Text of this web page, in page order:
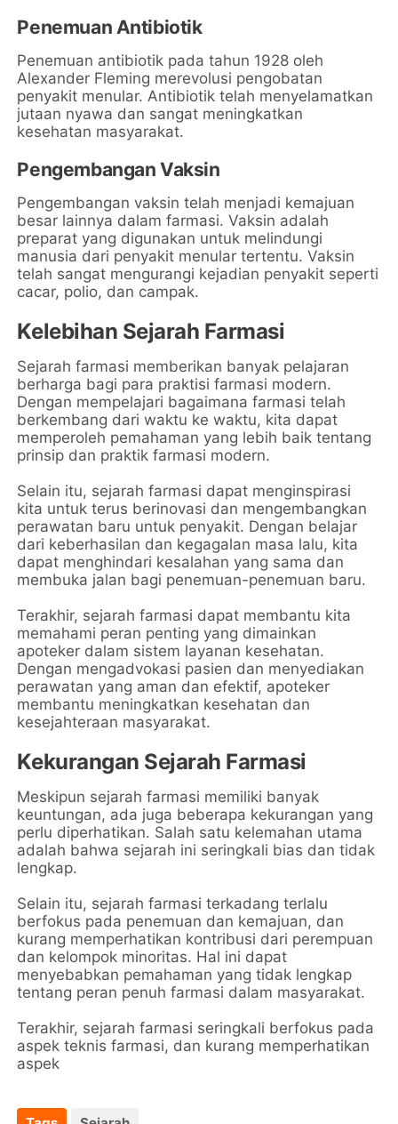
Penemuan Antibiotik
Penemuan antibiotik pada tahun 1928 oleh
Alexander Fleming merevolusi pengobatan
penyakit menular. Antibiotik telah menyelamatkan
jutaan nyawa dan sangat meningkatkan
kesehatan masyarakat.
Pengembangan Vaksin
Pengembangan vaksin telah menjadi kemajuan
besar lainnya dalam farmasi. Vaksin adalah
preparat yang digunakan untuk melindungi
manusia dari penyakit menular tertentu. Vaksin
telah sangat mengurangi kejadian penyakit seperti
cacar, polio, dan campak.
Kelebihan Sejarah Farmasi
Sejarah farmasi memberikan banyak pelajaran
berharga bagi para praktisi farmasi modern.
Dengan mempelajari bagaimana farmasi telah
berkembang dari waktu ke waktu, kita dapat
memperoleh pemahaman yang lebih baik tentang
prinsip dan praktik farmasi modern.
Selain itu, sejarah farmasi dapat menginspirasi
kita untuk terus berinovasi dan mengembangkan
perawatan baru untuk penyakit. Dengan belajar
dari keberhasilan dan kegagalan masa lalu, kita
dapat menghindari kesalahan yang sama dan
membuka jalan bagi penemuan-penemuan baru.
Terakhir, sejarah farmasi dapat membantu kita
memahami peran penting yang dimainkan
apoteker dalam sistem layanan kesehatan.
Dengan mengadvokasi pasien dan menyediakan
perawatan yang aman dan efektif, apoteker
membantu meningkatkan kesehatan dan
kesejahteraan masyarakat.
Kekurangan Sejarah Farmasi
Meskipun sejarah farmasi memiliki banyak
keuntungan, ada juga beberapa kekurangan yang
perlu diperhatikan. Salah satu kelemahan utama
adalah bahwa sejarah ini seringkali bias dan tidak
lengkap.
Selain itu, sejarah farmasi terkadang terlalu
berfokus pada penemuan dan kemajuan, dan
kurang memperhatikan kontribusi dari perempuan
dan kelompok minoritas. Hal ini dapat
menyebabkan pemahaman yang tidak lengkap
tentang peran penuh farmasi dalam masyarakat.
Terakhir, sejarah farmasi seringkali berfokus pada
aspek teknis farmasi, dan kurang memperhatikan
aspek